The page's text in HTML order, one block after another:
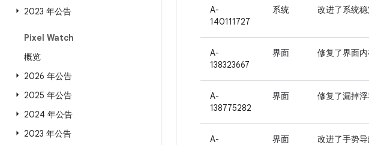
2023 年公告
Pixel Watch
概览
2026 年公告
2025 年公告
2024 年公告
2023 年公告
A-
140111727
系统 改进了系统
A-
138323667
界面 修复了界面
A-
138775282
界面 修复了漏掉
A-
界面 改进了手势